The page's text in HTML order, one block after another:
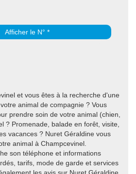
Afficher le N° *
et vous êtes à la recherche d'une
animal de compagnie ? Vous
prendre soin de votre animal (chien,
? Promenade, balade en forêt, visite,
vacances ? Nuret Géraldine vous
animal à Champcevinel.
son téléphone et informations
tarifs, mode de garde et services